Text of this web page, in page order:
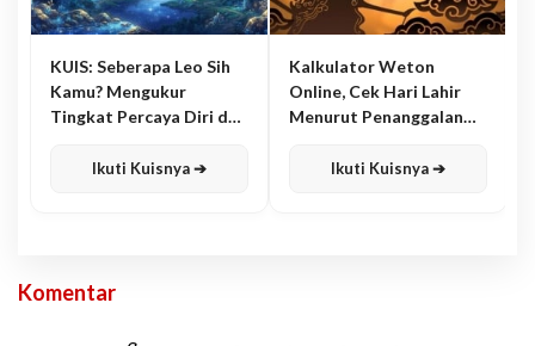
KUIS: Seberapa Leo Sih
Kamu? Mengukur
Tingkat Percaya Diri dan
Ikuti Kuisnya ➔
Kalkulator Weton
Online, Cek Hari Lahir
Menurut Penanggalan
Ikuti Kuisnya ➔
Komentar